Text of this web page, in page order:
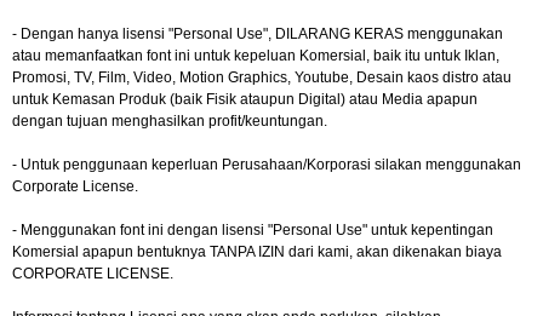
- Dengan hanya lisensi "Personal Use", DILARANG KERAS menggunakan
atau memanfaatkan font ini untuk kepeluan Komersial, baik itu untuk Iklan,
Promosi, TV, Film, Video, Motion Graphics, Youtube, Desain kaos distro atau
untuk Kemasan Produk (baik Fisik ataupun Digital) atau Media apapun
dengan tujuan menghasilkan profit/keuntungan.
- Untuk penggunaan keperluan Perusahaan/Korporasi silakan menggunakan
Corporate License.
- Menggunakan font ini dengan lisensi "Personal Use" untuk kepentingan
Komersial apapun bentuknya TANPA IZIN dari kami, akan dikenakan biaya
CORPORATE LICENSE.